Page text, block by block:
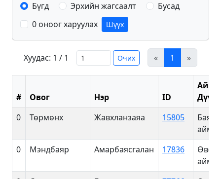
Бүгд
Эрхийн жагсаалт
Бусад
0 оноог харуулах
Шүүх
Хуудас: 1 / 1 Очих « 1 »
# Овог Нэр ID
0
Төрмөнх Жавхланзаяа 15805
аймаг
0
Мэндбаяр Амарбаясгалан 17836
аймаг